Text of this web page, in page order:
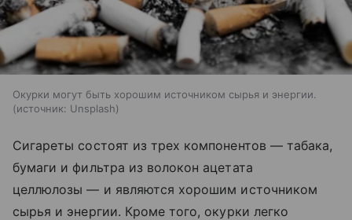
Окурки могут быть хорошим источником сырья и энергии.
источник: Unsplash
Сигареты состоят из трех компонентов — табака,
бумаги и фильтра из волокон ацетата
целлюлозы — и являются хорошим источником
сырья и энергии. Кроме того, окурки легко